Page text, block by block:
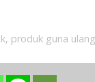
, produk guna ulang